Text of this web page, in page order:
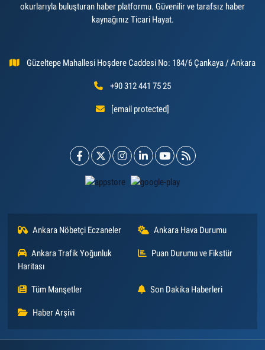
okurlarıyla buluşturan haber platformu. Güvenilir ve tarafsız haber
kaynağınız Ticari Hayat.
Güzeltepe Mahallesi Hoşdere Caddesi No: 184/6 Çankaya / Ankara
+90 312 441 75 25
[email protected]
Ankara Nöbetçi Eczaneler Ankara Hava Durumu
Ankara Trafik Yoğunluk
Haritası
Puan Durumu ve Fikstür
Tüm Manşetler Son Dakika Haberleri
Haber Arşivi